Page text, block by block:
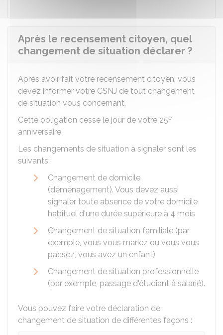
Après le recensement citoyen, quel
changement de situation déclarer ?
Après avoir fait votre recensement citoyen, vous
devez informer votre CSNJ de tout changement
de situation vous concernant.
Cette obligation cesse le jour de votre 25e
anniversaire.
Les changements de situation à signaler sont les
suivants :
Changement de domicile
(déménagement). Vous devez aussi
signaler toute absence de votre domicile
habituel d'une durée supérieure à 4 mois
Changement de situation familiale (par
exemple, vous vous mariez ou vous vous
pacsez, vous avez un enfant)
Changement de situation professionnelle
(par exemple, passage d'étudiant à salarié).
Vous pouvez faire votre déclaration de
changement de situation de différentes façons :